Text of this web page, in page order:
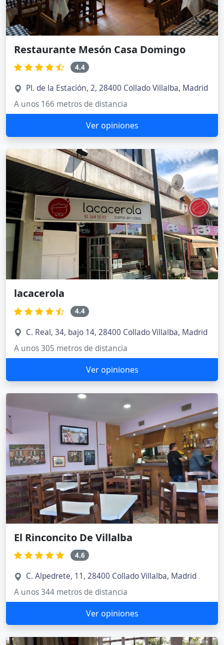
Restaurante Mesón Casa Domingo
4.4
Pl. de la Estación, 2, 28400 Collado Villalba, Madrid
A unos 166 metros de distancia
Ver opiniones
lacacerola
4.4
C. Real, 34, bajo 14, 28400 Collado Villalba, Madrid
A unos 305 metros de distancia
Ver opiniones
El Rinconcito De Villalba
4.6
C. Alpedrete, 11, 28400 Collado Villalba, Madrid
A unos 344 metros de distancia
Ver opiniones